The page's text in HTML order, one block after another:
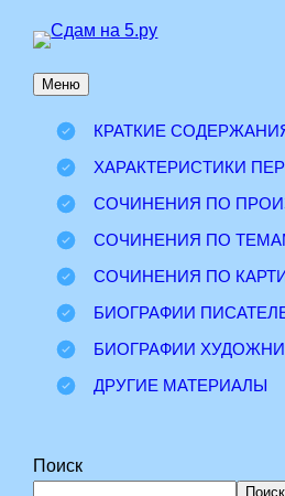
Перейти
содержимому
Меню
КРАТКИЕ
ХАРАКТЕРИСТИКИ
СОЧИНЕНИЯ ПО
СОЧИНЕНИЯ ПО
СОЧИНЕНИЯ ПО
БИОГРАФИИ
БИОГРАФИИ
ДРУГИЕ МАТЕРИАЛЫ
Поиск
Поиск